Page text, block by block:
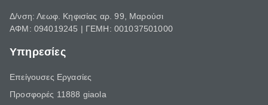
Δ/νση: Λεωφ. Κηφισίας αρ. 99, Μαρούσι
ΑΦΜ: 094019245 | ΓΕΜΗ: 001037501000
Υπηρεσίες
Επείγουσες Εργασίες
Προσφορές 11888 giaola